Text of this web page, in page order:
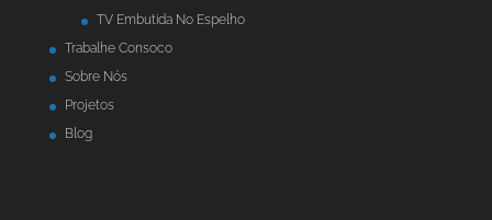
TV Embutida No Espelho
Trabalhe Consoco
Sobre Nós
Projetos
Blog